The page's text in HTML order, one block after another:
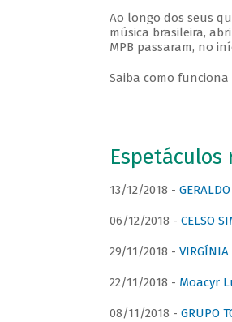
Ao longo dos seus
música brasileira,
MPB passaram, no
Saiba como funciona
Espetáculos
13/12/2018 -
06/12/2018 - CELSO
29/11/2018 -
22/11/2018 - Moacyr
08/11/2018 - GRUPO